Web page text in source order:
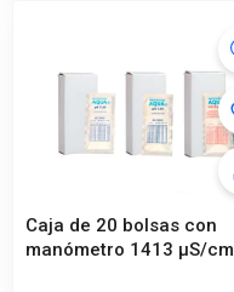
Caja de 20 bolsas con
manómetro 1413 µS/cm